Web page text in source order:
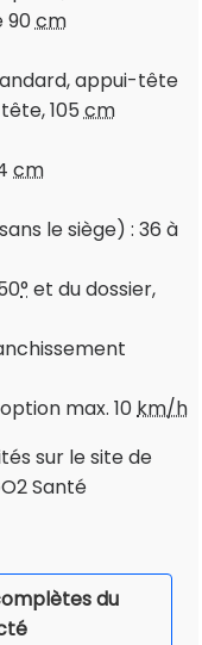
90cm
appui-tête
105cm
cm
le siège) : 36 à
° et du dossier,
max. 10km/h
sur le site de
Santé
du